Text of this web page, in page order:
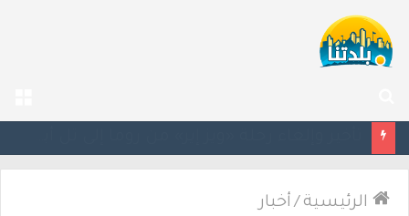
عن
الرئيسية / أخبار